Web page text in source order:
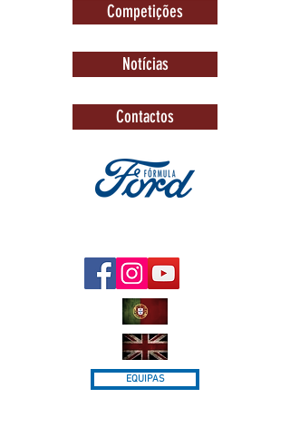
Competições
Notícias
Contactos
EQUIPAS